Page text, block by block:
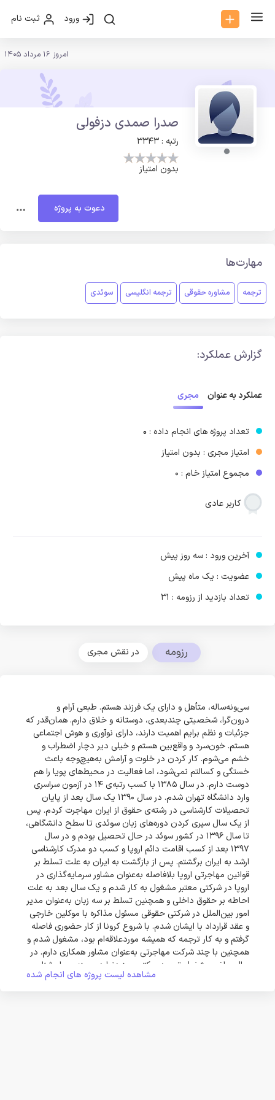
ورود ثبت نام
امروز 16 مرداد 1405
صدرا صمدی دزفولی
رتبه : 3343
بدون امتیاز
دعوت به پروژه
مهارت‌ها
ترجمه مشاوره حقوقی ترجمه انگلیسی سوئدی
گزارش عملکرد:
عملکرد به عنوان مجری
تعداد پروژه های انجام داده : 0
امتیاز مجری : بدون امتیاز
مجموع امتیاز خام : 0
کاربر عادی
آخرین ورود : سه روز پیش
عضویت : یک ماه پیش
تعداد بازدید از رزومه : 31
رزومه در نقش مجری
سی‌ونه‌ساله، متأهل و دارای یک فرزند هستم. طبعی آرام و
درون‌گرا‌، شخصیتی چندبعدی، دوستانه و خلاق دارم. همان‌قدر که
جزئیات و نظم برایم اهمیت دارند، دارای نوآوری و هوش اجتماعی
هستم. خون‌سرد و واقع‌بین هستم و خیلی دیر دچار اضطراب و
خشم می‌شوم. کار کردن در خلوت و آرامش به‌هیچ‌وجه باعث
خستگی و کسالتم نمی‌شود، اما فعالیت در محیط‌های پویا را هم
دوست دارم. در سال 1385 با کسب رتبه‌ی 14 در آزمون سراسری
وارد دانشگاه تهران شدم. در سال 1390 یک سال بعد از پایان
تحصیلات کارشناسی در رشته‌ی حقوق از ایران مهاجرت کردم. پس
از یک سال سپری کردن دوره‌های زبان سوئدی تا سطح دانشگاهی،
تا سال 1396 در کشور سوئد در حال تحصیل بودم و در سال
1397 بعد از کسب اقامت دائم اروپا و کسب دو مدرک کارشناسی
ارشد به ایران برگشتم. پس از بازگشت به ایران به علت تسلط بر
قوانین مهاجرتی اروپا بلافاصله به‌عنوان مشاور سرمایه‌گذاری در
اروپا در شرکتی معتبر مشغول به کار شدم و یک سال بعد به علت
احاطه بر حقوق داخلی و همچنین تسلط بر سه زبان به‌عنوان مدیر
امور بین‌الملل در شرکتی حقوقی مسئول مذاکره با موکلین خارجی
و عقد قرارداد با ایشان شدم. با شروع کرونا از کار حضوری فاصله
گرفتم و به کار ترجمه که همیشه موردعلاقه‌ام بود، مشغول شدم و
همچنین با چند شرکت مهاجرتی به‌عنوان مشاور همکاری دارم. در
حال حاضر مشغول ترجمه‌ی کتب روز دنیا در حوزه‌ی روان‌شناسی،
توسعه‌ی فردی، خودیاری، فلسفه، الهیات و تاریخ ادیان هستم.
مشاهده لیست پروژه های انجام شده